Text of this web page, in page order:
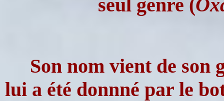
seul genre (
Son nom vient de son
lui a été donnné par le